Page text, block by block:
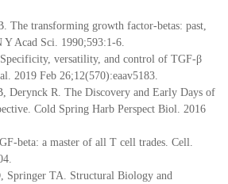
The transforming growth factor-betas: past,
Acad Sci. 1990;593:1-6.
versatility, and control of TGF-β
2019 Feb 26;12(570):eaav5183.
Derynck R. The Discovery and Early Days of
Cold Spring Harb Perspect Biol. 2016
beta: a master of all T cell trades. Cell.
Springer TA. Structural Biology and